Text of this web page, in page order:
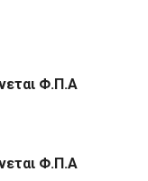
Φ.Π.Α
Φ.Π.Α